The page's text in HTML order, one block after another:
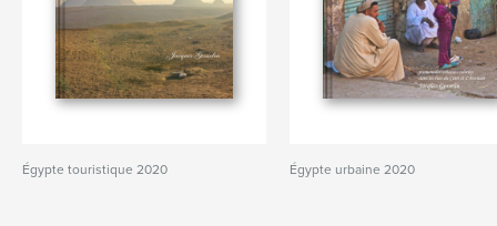
Égypte touristique 2020 Égypte urbaine 2020